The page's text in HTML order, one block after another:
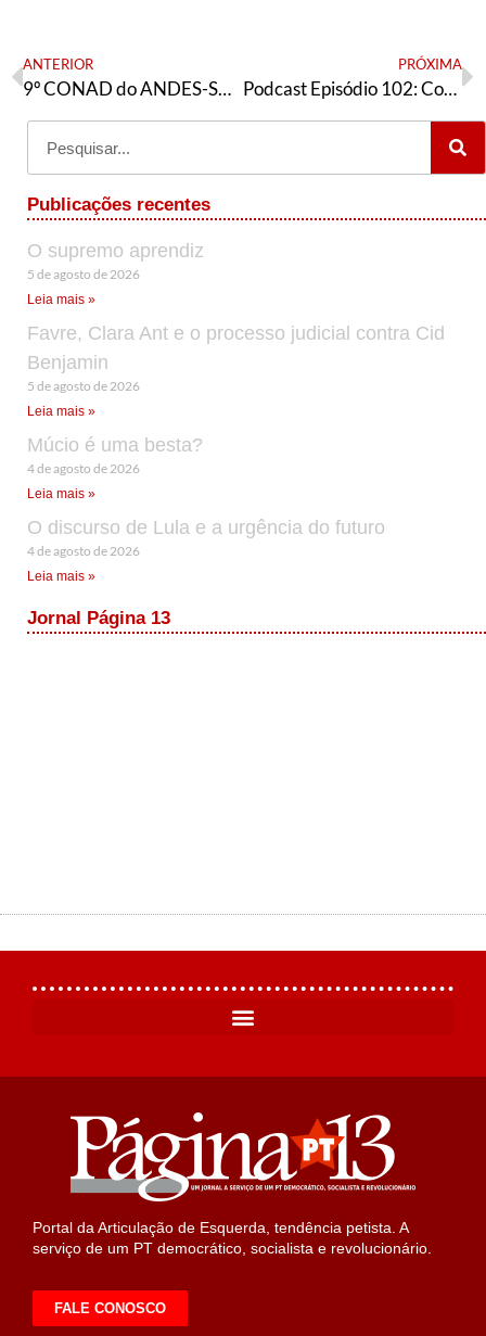
ANTERIOR
9º CONAD do ANDES-SN e o Dia Nacional de Luta contra a Reforma Administrativa
PRÓXIMA
Podcast Episódio 102: Começou a campanha eleitoral, a luta contra a criminalização na UFERSA e a questão da unidade palestina
Publicações recentes
O supremo aprendiz
5 de agosto de 2026
Leia mais »
Favre, Clara Ant e o processo judicial contra Cid
Benjamin
5 de agosto de 2026
Leia mais »
Múcio é uma besta?
4 de agosto de 2026
Leia mais »
O discurso de Lula e a urgência do futuro
4 de agosto de 2026
Leia mais »
Jornal Página 13
Portal da Articulação de Esquerda, tendência petista. A
serviço de um PT democrático, socialista e revolucionário.
FALE CONOSCO